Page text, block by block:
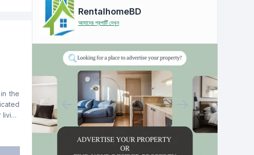
the
RentalhomeBD
আমাদের প্রপার্টি দেখুন